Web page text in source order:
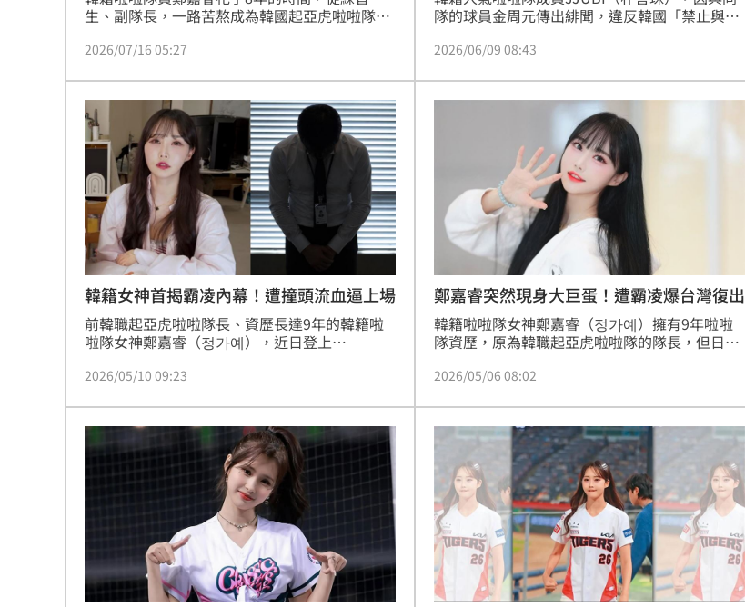
伊波拉失控！專家憂病毒恐已突變
飲料空盒找嘸地方丟 騎車咬著遭攔查槓警 00:23
63歲章小蕙吐露心聲：後悔當年嫁給鍾鎮濤
白海豚颱風擺盪逼近！雨到「這時」才趨緩
最遺憾童年記憶空白 禹菡：當年真不懂事 00:12
每股配12.8元的它 Ｑ2營收曝光 00:00
連續2場安打！ 林安可掃二壘打貢獻1打點 23:59
歐洲避暑天堂失守！地中海熱到像溫泉 23:53
3歲米格魯偷吃軟糖 被催吐後好有戲
LIVE三立+24小時直播 15:27
三立iNEWS新聞台線上直播 18:00
商場戰國來臨 台中「頂奢大道」逐漸成形 12:00
台彩父親節推新刮刮樂千萬頭獎超「爸」氣 12:00
生、副隊長，一路苦熬成為韓國起亞虎啦啦隊
場霸凌，選擇離開自己熟悉的環境，毅然來台重
專注在表演上，不再肩負照顧整個團隊的重擔。
2026/07/16 05:27
隊的球員金周元傳出緋聞，違反韓國「禁止與同
此她選擇來台發展。啦啦隊有許多規定，一旦越
2026/06/09 08:43
韓籍女神首揭霸凌內幕！遭撞頭流血逼上場
前韓職起亞虎啦啦隊長、資歷長達9年的韓籍啦
啦隊女神鄭嘉睿（정가예），近日登上
整的方式談及自己在韓國職場遭霸凌、最終決定
會在台灣生活，打算先好好休息、學中文，並把
先前因風波而延期的粉絲活動補回來，等狀態準
備好再正式與大家見面。
2026/05/10 09:23
鄭嘉睿突然現身大巨蛋！遭霸凌爆台灣復出
韓籍啦啦隊女神鄭嘉睿（정가예）擁有9年啦啦
隊資歷，原為韓職起亞虎啦啦隊的隊長，但日前
定退出效力多年的球隊，並表示將休息一陣子，
現身台北大巨蛋，疑似已悄悄為來台發展鋪路。
2026/05/06 08:02